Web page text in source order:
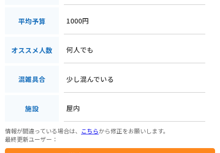
平均予算 1000円
オススメ人数 何人でも
混雑具合 少し混んでいる
施設 屋内
情報が間違っている場合は、 こちらから修正をお願いします。
最終更新ユーザー：